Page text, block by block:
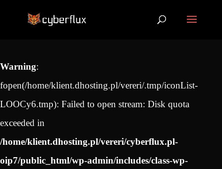
Warning:
fopen(/home/klient.dhosting.pl/vereri/.tmp/iconList-
LOOCy6.tmp): Failed to open stream: Disk quota
exceeded in
/home/klient.dhosting.pl/vereri/cyberflux.pl-
oip7/public_html/wp-admin/includes/class-wp-